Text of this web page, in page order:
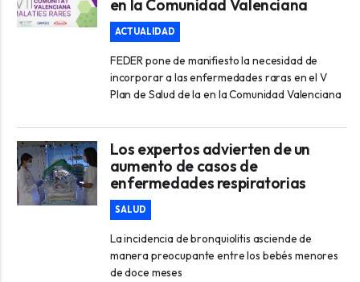
en la Comunidad Valenciana
ACTUALIDAD
FEDER pone de manifiesto la necesidad de
incorporar a las enfermedades raras en el V
Plan de Salud de la en la Comunidad Valenciana
Los expertos advierten de un
aumento de casos de
enfermedades respiratorias
SALUD
La incidencia de bronquiolitis asciende de
manera preocupante entre los bebés menores
de doce meses